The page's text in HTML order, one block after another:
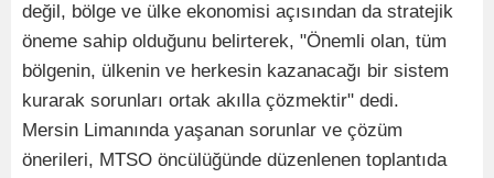
değil, bölge ve ülke ekonomisi açısından da stratejik
öneme sahip olduğunu belirterek, "Önemli olan, tüm
bölgenin, ülkenin ve herkesin kazanacağı bir sistem
kurarak sorunları ortak akılla çözmektir" dedi.
Mersin Limanında yaşanan sorunlar ve çözüm
önerileri, MTSO öncülüğünde düzenlenen toplantıda